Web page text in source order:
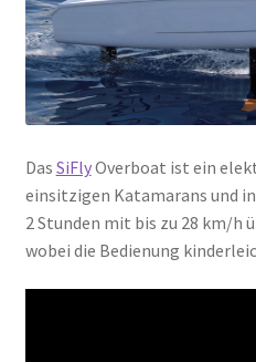
Das SiFlyOverboat ist ein
einsitzigen Katamarans und
2 Stunden mit bis zu 28 km/h
wobei die Bedienung